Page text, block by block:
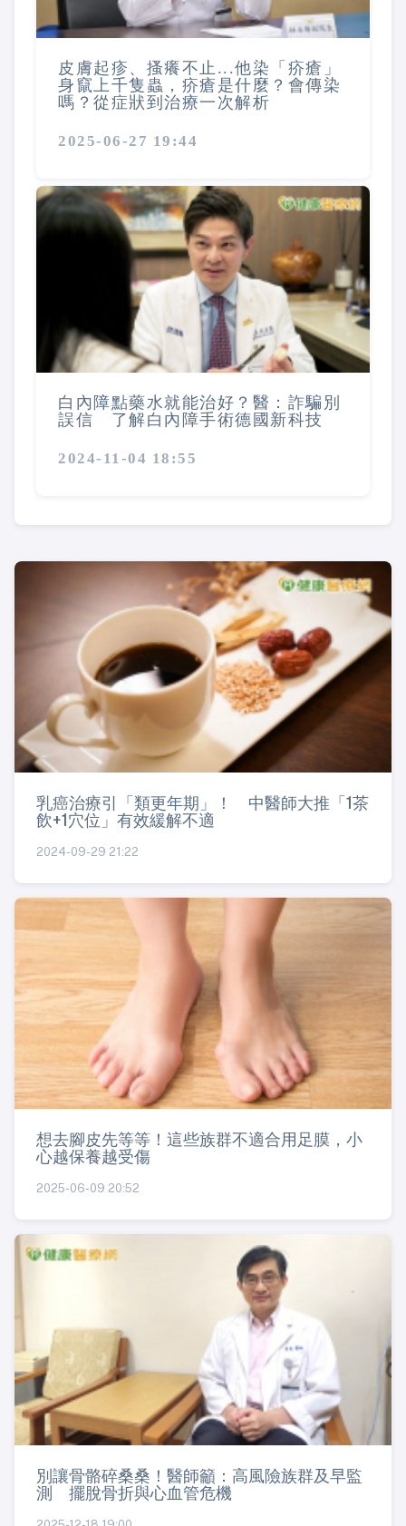
皮膚起疹、搔癢不止...他染「疥瘡」
身竄上千隻蟲，疥瘡是什麼？會傳染
嗎？從症狀到治療一次解析
2025-06-27 19:44
白內障點藥水就能治好？醫：詐騙別
誤信 了解白內障手術德國新科技
2024-11-04 18:55
乳癌治療引「類更年期」！ 中醫師大推「1茶
飲+1穴位」有效緩解不適
2024-09-29 21:22
想去腳皮先等等！這些族群不適合用足膜，小
心越保養越受傷
2025-06-09 20:52
別讓骨骼碎桑桑！醫師籲：高風險族群及早監
測 擺脫骨折與心血管危機